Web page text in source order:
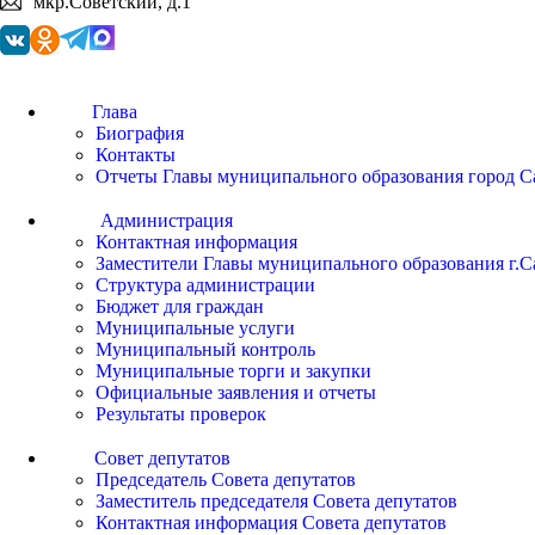
Глава
Биография
Контакты
Отчеты Главы муниципального образования город
Администрация
Контактная информация
Заместители Главы муниципального образования
Структура администрации
Бюджет для граждан
Муниципальные услуги
Муниципальный контроль
Муниципальные торги и закупки
Официальные заявления и отчеты
Результаты проверок
Совет депутатов
Председатель Совета депутатов
Заместитель председателя Совета депутатов
Контактная информация Совета депутатов